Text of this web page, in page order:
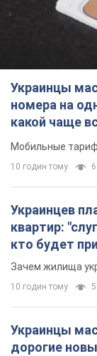
Украинцы
номера на
какой чаще
Мобильные
10 годин тому
Украинцев
квартир:
кто будет
сносе домов
Зачем жилища
10 годин тому
Украинцы
дорогие